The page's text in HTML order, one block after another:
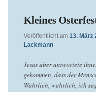
Kleines
Veröffentlicht am 13. März
Lackmann
Jesus aber antwortete
gekommen, dass der
Wahrlich, wahrlich, ich